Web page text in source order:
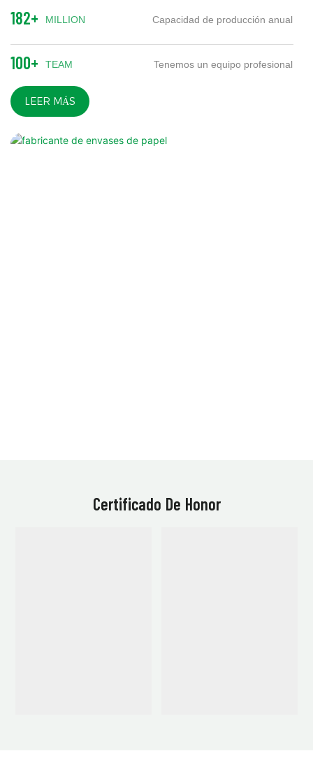
182+ MILLION Capacidad de producción anual
100+ TEAM Tenemos un equipo profesional
LEER MÁS
Certificado De Honor